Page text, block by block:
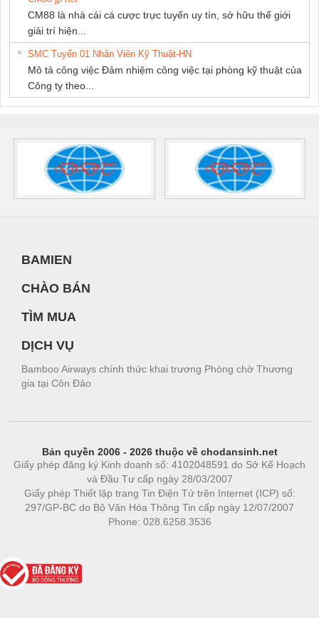
CM88 là nhà cái cá cược trực tuyến uy tín, sở hữu thế giới
giải trí hiện...
SMC Tuyển 01 Nhân Viên Kỹ Thuật-HN
Mô tả công việc Đảm nhiệm công việc tại phòng kỹ thuật của
Công ty theo...
BAMIEN
CHÀO BÁN
TÌM MUA
DỊCH VỤ
Bamboo Airways chính thức khai trương Phòng chờ Thương
gia tại Côn Đảo
Bản quyền 2006 - 2026 thuộc về chodansinh.net
Giấy phép đăng ký Kinh doanh số: 4102048591 do Sở Kế Hoạch
và Đầu Tư cấp ngày 28/03/2007
Giấy phép Thiết lập trang Tin Điện Tử trên Internet (ICP) số:
297/GP-BC do Bộ Văn Hóa Thông Tin cấp ngày 12/07/2007
Phone: 028.6258.3536